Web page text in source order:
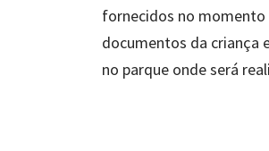
fornecidos no momento
documentos da criança
no parque onde será